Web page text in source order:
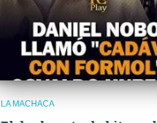
LA MACHACA